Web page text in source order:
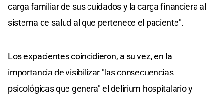
carga familiar de sus cuidados y la carga financiera al
sistema de salud al que pertenece el paciente".
Los expacientes coincidieron, a su vez, en la
importancia de visibilizar "las consecuencias
psicológicas que genera" el delirium hospitalario y